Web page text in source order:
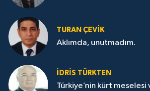
TURAN ÇEVİK
Aklımda, unutmadım.
İDRİS TÜRKTEN
Türkiye’nin kürt meselesi